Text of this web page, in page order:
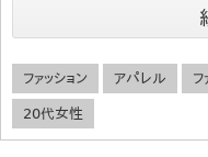
ファッション アパレル フ
20代女性